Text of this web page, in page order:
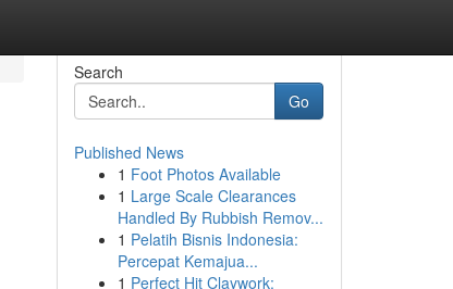
Search
Go
Published News
1 Foot Photos Available
1 Large Scale Clearances
Handled By Rubbish Remov...
1 Pelatih Bisnis Indonesia:
Percepat Kemajua...
1 Perfect Hit Claywork: